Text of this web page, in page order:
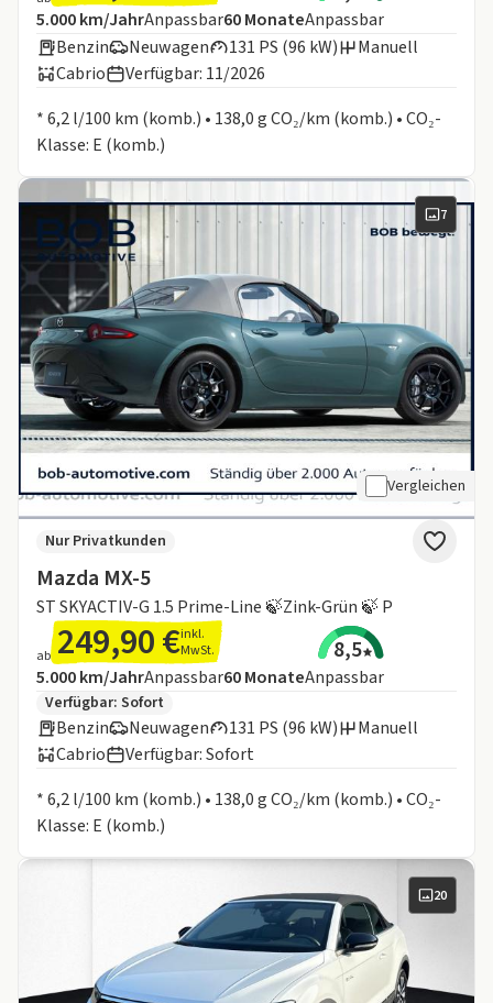
Angebotsdetails:
Inklusive Laufleistung
5.000 km/JahrAnpassbarLaufzeit
60MonateAnpassbar
Benzin
Neuwagen 131 PS (96 kW)
Manuell
Cabrio
Verfügbar: 11/2026
* 6,2 l/100 km (komb.) • 138,0 g CO₂/km (komb.) • CO₂-
Klasse: E (komb.)
7
Vergleichen
Mazda MX-5
ST SKYACTIV-G 1.5 Prime-Line 🍃Zink-Grün 🍃 P
Nur Privatkunden
ab 249,90 €inkl.
MwSt.
8,5
Angebotsdetails:
Inklusive Laufleistung
5.000 km/JahrAnpassbarLaufzeit
60MonateAnpassbar
Zusätzliche Fahrzeuginformationen:
Verfügbar: Sofort
Benzin Neuwagen 131 PS (96 kW)
Manuell
Cabrio
Verfügbar: Sofort
* 6,2 l/100 km (komb.) • 138,0 g CO₂/km (komb.) • CO₂-
Klasse: E (komb.)
20